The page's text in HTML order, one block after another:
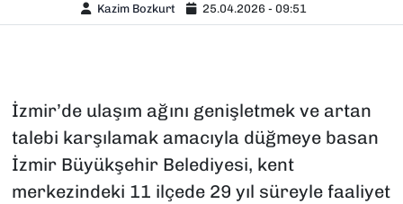
Kazim Bozkurt 25.04.2026 - 09:51
İzmir’de ulaşım ağını genişletmek ve artan
talebi karşılamak amacıyla düğmeye basan
İzmir Büyükşehir Belediyesi, kent
merkezindeki 11 ilçede 29 yıl süreyle faaliyet